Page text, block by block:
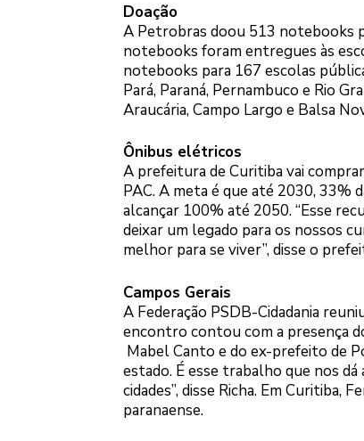
Doação
A Petrobras doou 513 notebooks
notebooks foram entregues às
notebooks para 167 escolas
Pará, Paraná, Pernambuco e Rio
Araucária, Campo Largo e Balsa
Ônibus elétricos
A prefeitura de Curitiba vai
PAC. A meta é que até 2030, 33%
alcançar 100% até 2050. “Esse
deixar um legado para os nossos
melhor para se viver”, disse o
Campos Gerais
A Federação PSDB-Cidadania
encontro contou com a presença
Mabel Canto e do ex-prefeito de
estado. É esse trabalho que nos
cidades”, disse Richa. Em Curitiba,
paranaense.